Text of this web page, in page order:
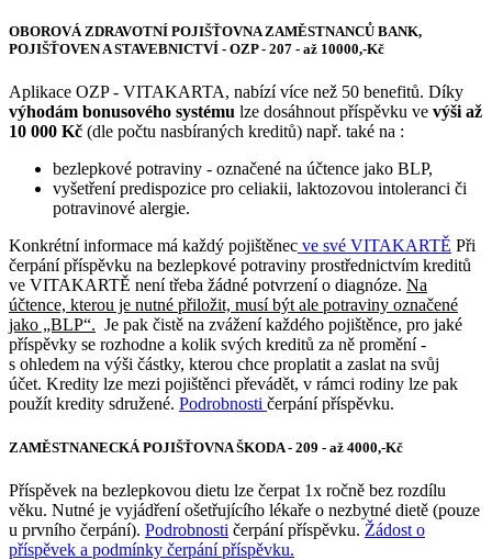
OBOROVÁ ZDRAVOTNÍ POJIŠŤOVNA ZAMĚSTNANCŮ BANK,
POJIŠŤOVEN A STAVEBNICTVÍ - OZP - 207 - až 10000,-Kč
Aplikace OZP - VITAKARTA, nabízí více než 50 benefitů. Díky
výhodám bonusového systému lze dosáhnout příspěvku ve výši až
10 000 Kč (dle počtu nasbíraných kreditů) např. také na :
bezlepkové potraviny - označené na účtence jako BLP,
vyšetření predispozice pro celiakii, laktozovou intoleranci či
potravinové alergie.
Konkrétní informace má každý pojištěnec ve své VITAKARTĚ Při
čerpání příspěvku na bezlepkové potraviny prostřednictvím kreditů
ve VITAKARTĚ není třeba žádné potvrzení o diagnóze. Na
účtence, kterou je nutné přiložit, musí být ale potraviny označené
jako „BLP“. Je pak čistě na zvážení každého pojištěnce, pro jaké
příspěvky se rozhodne a kolik svých kreditů za ně promění -
s ohledem na výši částky, kterou chce proplatit a zaslat na svůj
účet. Kredity lze mezi pojištěnci převádět, v rámci rodiny lze pak
použít kredity sdružené. Podrobnosti čerpání příspěvku.
ZAMĚSTNANECKÁ POJIŠŤOVNA ŠKODA - 209 - až 4000,-Kč
Příspěvek na bezlepkovou dietu lze čerpat 1x ročně bez rozdílu
věku. Nutné je vyjádření ošetřujícího lékaře o nezbytné dietě (pouze
u prvního čerpání). Podrobnosti čerpání příspěvku. Žádost o
příspěvek a podmínky čerpání příspěvku.